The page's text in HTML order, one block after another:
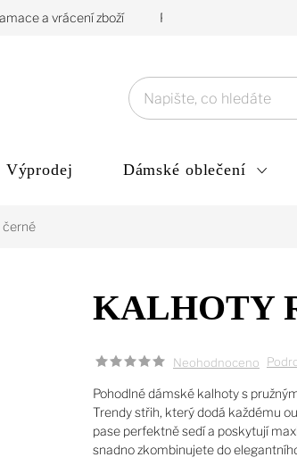
a vrácení zboží Podmínky ochrany
Výprodej Dámské oblečení
černé
KALHOTY
Neohodnoceno
Pohodlné dámské kalhoty s
Trendy střih, který dodá každému
pase perfektně sedí a poskytují
snadno zkombinujete do